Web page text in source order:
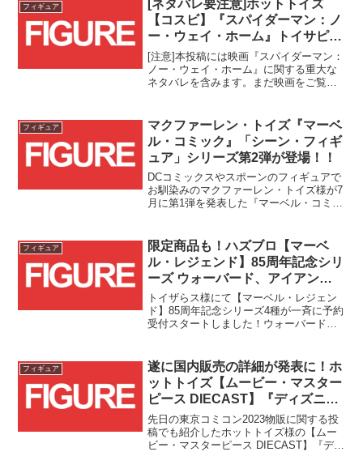
フィギュア
[ネタバレ要注意]ホットトイズ
【コスビ】『スパイダーマン：ノ
ー・ウェイ・ホーム』トイサピエ
ンス限定セットが販売中！！
[注意]本投稿には映画『スパイダーマン：
ノー・ウェイ・ホーム』に関する重大な
ネタバレを含みます。まだ映画をご覧に
フィギュア
マクファーレン・トイズ『マーベ
ル・コミック』「シーン・フィギ
ュア」シリーズ第2弾が登場！！
DCコミックスやスポーンのフィギュアで
お馴染みのマクファーレン・トイズ様が7
月に第1弾を発表した『マーベル・コミッ
フィギュア
限定商品も！ハズブロ【マーベ
ル・レジェンド】85周年記念シリ
ーズ ウォーバード、アイアン・
フィスト&ルーク・ケイジ、ゴー
ストライダー、スカーがトイザら
スにて予約受付開始！！
トイザらス様にて【マーベル・レジェン
ド】85周年記念シリーズ4種が一斉に予約
受付スタートしました！ウォーバードは
フィギュア
遂に国内販売の詳細が発表に！ホ
ットトイズ【ムービー・マスター
ピース DIECAST】『ディズニー
100』アイアンマン・マーク7(プ
ラチナカラー)が東京コミコン
2023で発売！！
先日の東京コミコン2023物販に関する投
稿でも紹介したホットトイズ様の【ムー
ビー・マスターピース DIECAST】『ディ